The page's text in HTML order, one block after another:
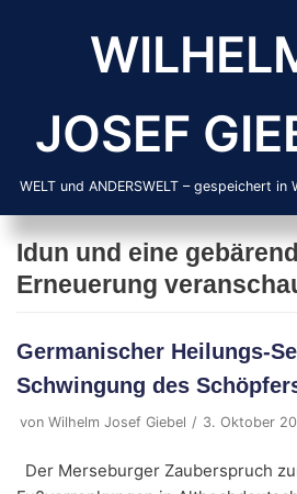
JOSEF
WELT und ANDERSWELT – gespeichert in
Idun und eine
Erneuerung
Germanischer Heilungs-
Schwingung des
von Wilhelm Josef Giebel 3. Oktober
Der Merseburger Zauberspruch